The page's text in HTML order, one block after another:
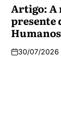
Artigo: A
presente
30/07/2026